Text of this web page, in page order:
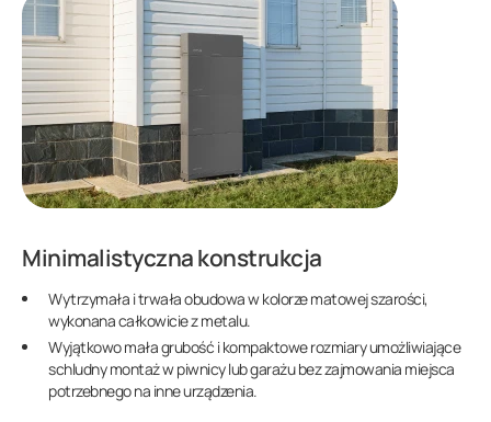
Minimalistyczna konstrukcja
Wytrzymała i trwała obudowa w kolorze matowej szarości,
wykonana całkowicie z metalu.
Wyjątkowo mała grubość i kompaktowe rozmiary umożliwiające
schludny montaż w piwnicy lub garażu bez zajmowania miejsca
potrzebnego na inne urządzenia.